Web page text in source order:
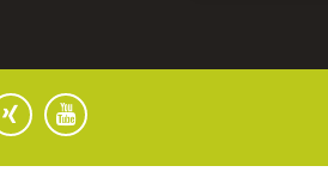
anderen Quellen